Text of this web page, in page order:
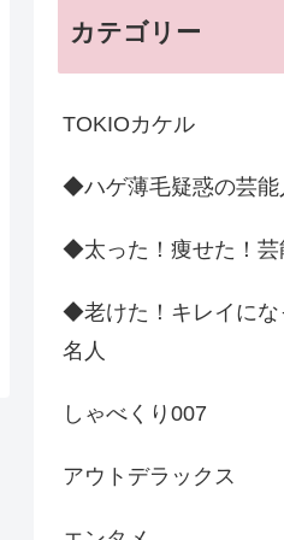
カテゴリー
TOKIOカケル
◆ハゲ薄毛疑惑の芸能
◆太った！痩せた！芸
◆老けた！キレイにな
名人
しゃべくり007
アウトデラックス